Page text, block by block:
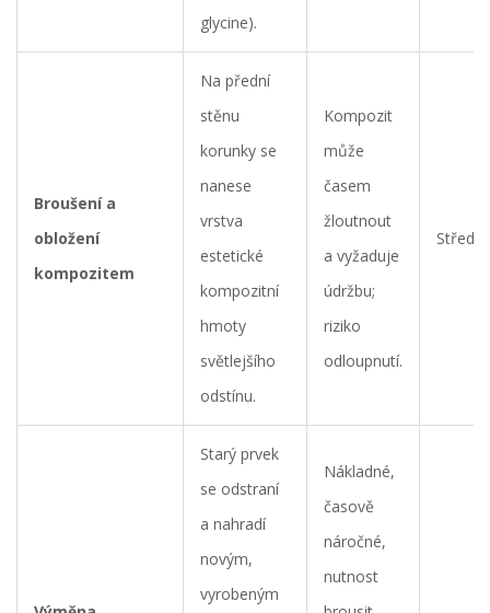
glycine).
Broušení a
obložení
kompozitem
Na přední
stěnu
korunky se
nanese
vrstva
estetické
kompozitní
hmoty
světlejšího
odstínu.
Kompozit
může
časem
žloutnout
a vyžaduje
údržbu;
riziko
odloupnutí.
Střední
Starý prvek
se odstraní
a nahradí
novým,
vyrobeným
Nákladné,
časově
náročné,
nutnost